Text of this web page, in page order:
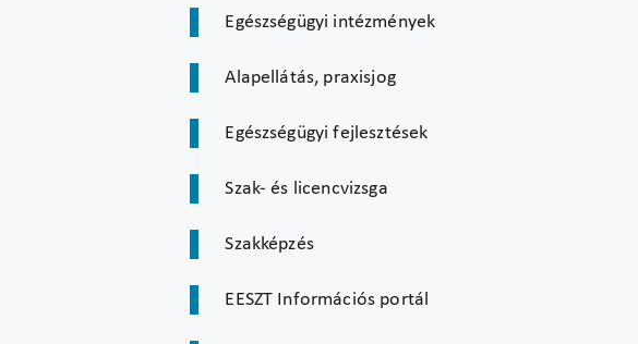
Egészségügyi intézmények
Alapellátás, praxisjog
Egészségügyi fejlesztések
Szak- és licencvizsga
Szakképzés
EESZT Információs portál